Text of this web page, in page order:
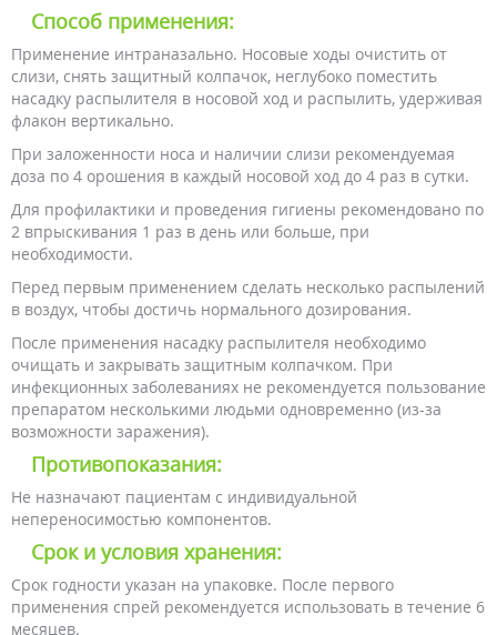
Способ применения:
Применение интраназально. Носовые ходы очистить от
слизи, снять защитный колпачок, неглубоко поместить
насадку распылителя в носовой ход и распылить, удерживая
флакон вертикально.
При заложенности носа и наличии слизи рекомендуемая
доза по 4 орошения в каждый носовой ход до 4 раз в сутки.
Для профилактики и проведения гигиены рекомендовано по
2 впрыскивания 1 раз в день или больше, при
необходимости.
Перед первым применением сделать несколько распылений
в воздух, чтобы достичь нормального дозирования.
После применения насадку распылителя необходимо
очищать и закрывать защитным колпачком. При
инфекционных заболеваниях не рекомендуется пользование
препаратом несколькими людьми одновременно (из-за
возможности заражения).
Противопоказания:
Не назначают пациентам с индивидуальной
непереносимостью компонентов.
Срок и условия хранения:
Срок годности указан на упаковке. После первого
применения спрей рекомендуется использовать в течение 6
месяцев.